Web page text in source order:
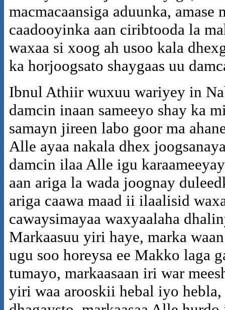
macmacaansiga aduunka,
caadooyinka aan ciribtooda la
waxaa si xoog ah usoo kala
ka horjoogsato shaygaas uu
Ibnul Athiir wuxuu wariyey in
damcin inaan sameeyo shay ka
samayn jireen labo goor ma
Alle ayaa nakala dhex
damcin ilaa Alle igu
aan ariga la wada joognay
ariga caawa maad ii ilaalisid
cawaysimayaa waxyaalaha
Markaasuu yiri haye, marka
ugu soo horeysa ee Makko laga
tumayo, markaasaan iri war
yiri waa arooskii hebal iyo hebla,